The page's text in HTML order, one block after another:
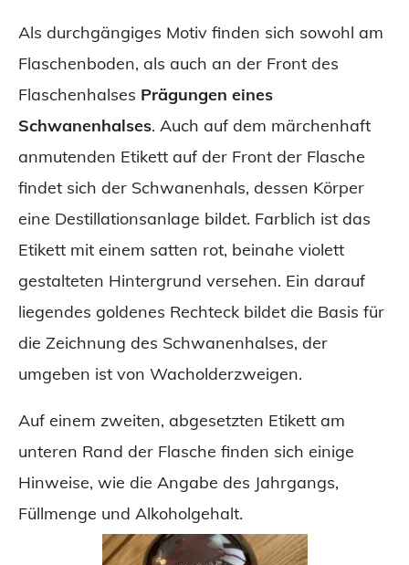
Als durchgängiges Motiv finden sich sowohl am
Flaschenboden, als auch an der Front des
Flaschenhalses Prägungen eines
Schwanenhalses. Auch auf dem märchenhaft
anmutenden Etikett auf der Front der Flasche
findet sich der Schwanenhals, dessen Körper
eine Destillationsanlage bildet. Farblich ist das
Etikett mit einem satten rot, beinahe violett
gestalteten Hintergrund versehen. Ein darauf
liegendes goldenes Rechteck bildet die Basis für
die Zeichnung des Schwanenhalses, der
umgeben ist von Wacholderzweigen.
Auf einem zweiten, abgesetzten Etikett am
unteren Rand der Flasche finden sich einige
Hinweise, wie die Angabe des Jahrgangs,
Füllmenge und Alkoholgehalt.